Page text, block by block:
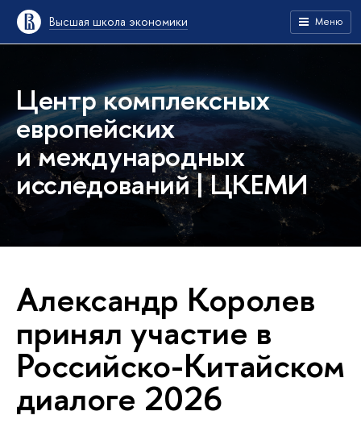
Высшая школа экономики Меню
Центр комплексных
европейских
и международных
исследований | ЦКЕМИ
Александр Королев
принял участие в
Российско-Китайском
диалоге 2026